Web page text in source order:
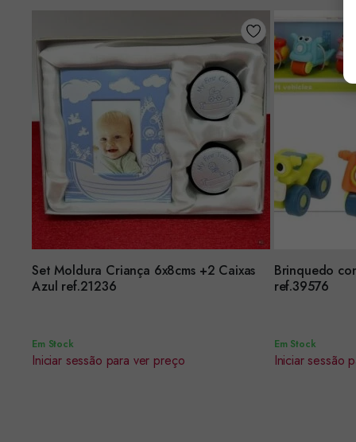
Set Moldura Criança 6x8cms +2 Caixas
Azul ref.21236
Encomendar
Em Stock
Iniciar sessão para ver preço
Brinquedo
ref.39576
Encomendar
Em Stock
Iniciar sessão